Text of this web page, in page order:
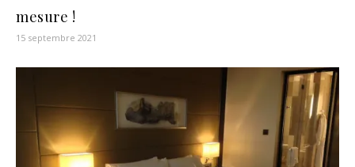
mesure !
15 septembre 2021